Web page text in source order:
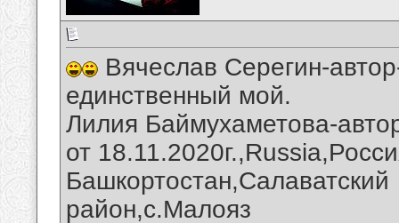
Вячеслав Серегин-
единственный мой.
Лилия Баймухаметова-
от
Башкортостан,Салаватский
район,с.Малояз